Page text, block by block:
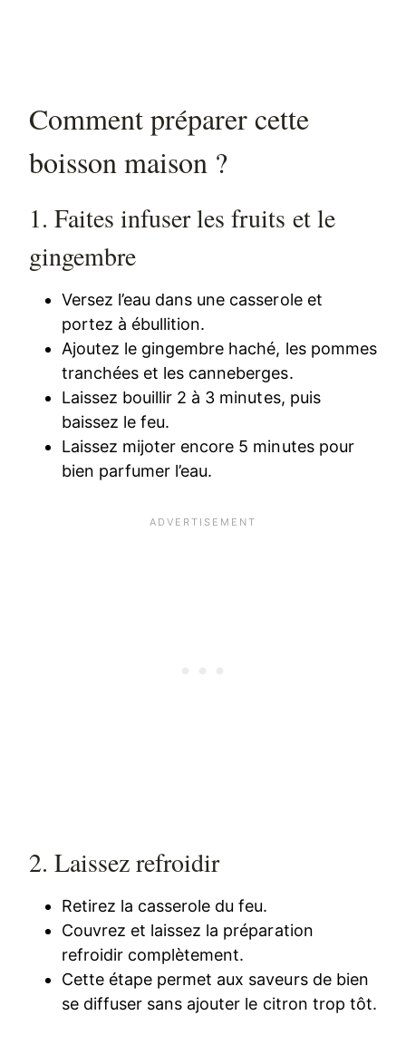
Comment préparer cette
boisson maison ?
1. Faites infuser les fruits et le
gingembre
Versez l’eau dans une casserole et
portez à ébullition.
Ajoutez le gingembre haché, les pommes
tranchées et les canneberges.
Laissez bouillir 2 à 3 minutes, puis
baissez le feu.
Laissez mijoter encore 5 minutes pour
bien parfumer l’eau.
2. Laissez refroidir
Retirez la casserole du feu.
Couvrez et laissez la préparation
refroidir complètement.
Cette étape permet aux saveurs de bien
se diffuser sans ajouter le citron trop tôt.